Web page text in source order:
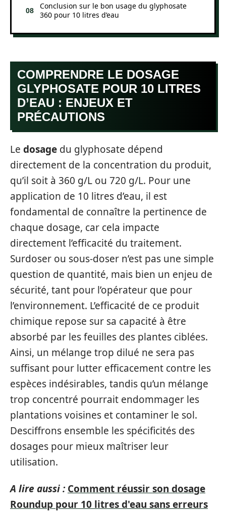
Conclusion sur le bon usage du glyphosate
360 pour 10 litres d’eau
COMPRENDRE LE DOSAGE
GLYPHOSATE POUR 10 LITRES
D’EAU : ENJEUX ET
PRÉCAUTIONS
Le dosage du glyphosate dépend
directement de la concentration du produit,
qu’il soit à 360 g/L ou 720 g/L. Pour une
application de 10 litres d’eau, il est
fondamental de connaître la pertinence de
chaque dosage, car cela impacte
directement l’efficacité du traitement.
Surdoser ou sous-doser n’est pas une simple
question de quantité, mais bien un enjeu de
sécurité, tant pour l’opérateur que pour
l’environnement. L’efficacité de ce produit
chimique repose sur sa capacité à être
absorbé par les feuilles des plantes ciblées.
Ainsi, un mélange trop dilué ne sera pas
suffisant pour lutter efficacement contre les
espèces indésirables, tandis qu’un mélange
trop concentré pourrait endommager les
plantations voisines et contaminer le sol.
Desciffrons ensemble les spécificités des
dosages pour mieux maîtriser leur
utilisation.
A lire aussi : Comment réussir son dosage
Roundup pour 10 litres d'eau sans erreurs